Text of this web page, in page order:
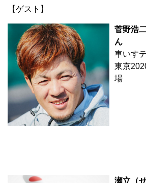
【ゲスト】
菅野浩
ん
車いす
東京
場
瀬立（